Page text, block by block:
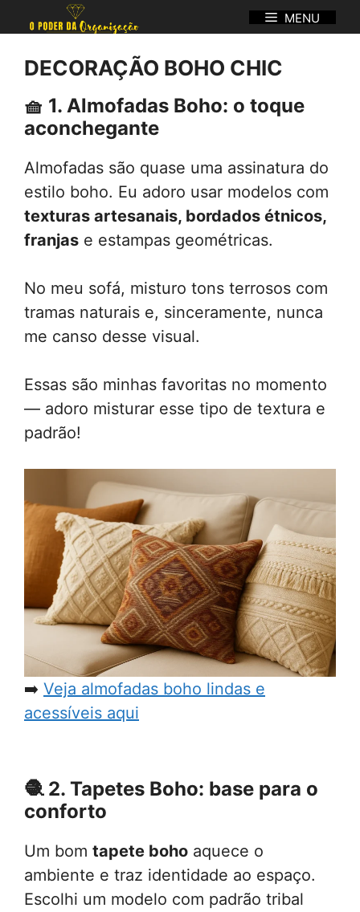
para
MENU
DECORAÇÃO BOHO CHIC
🧺 1. Almofadas Boho: o toque
aconchegante
Almofadas são quase uma assinatura do
estilo boho. Eu adoro usar modelos com
texturas artesanais, bordados étnicos,
franjas e estampas geométricas.
No meu sofá, misturo tons terrosos com
tramas naturais e, sinceramente, nunca
me canso desse visual.
Essas são minhas favoritas no momento
— adoro misturar esse tipo de textura e
padrão!
➡️ Veja almofadas boho lindas e
acessíveis aqui
🧶 2. Tapetes Boho: base para o
conforto
Um bom tapete boho aquece o
ambiente e traz identidade ao espaço.
Escolhi um modelo com padrão tribal